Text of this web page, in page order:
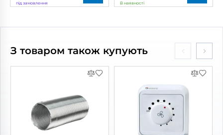
під замовлення
Артикул:0687887065
Потужність:
9.3 Вт
В наявності
Артикул: 0000217209
125 мм
Потужність:
З товаром також купують